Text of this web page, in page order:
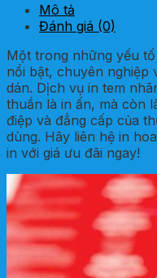
Mô tả
Đánh giá (0)
Một trong những yếu
nổi bật, chuyên nghiệp
dán. Dịch vụ in tem
thuần là in ấn, mà còn
điệp và đẳng cấp của
dùng. Hãy liên hệ in
in với giá ưu đãi ngay!